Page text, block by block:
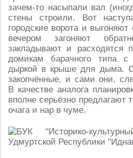
зачем-то насыпали вал
стены строили. Вот
городские ворота и
вечером загоняют
закладывают и расходятся
домикам барачного типа
дыркой в крыше для дыма.
закопчённые, и сами они,
В качестве аналога
вполне серьёзно предлагают
очага и нар в чуме.